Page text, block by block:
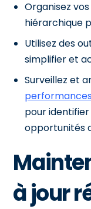
Organisez
hiérarchique
Utilisez des
simplifier et
Surveillez et
pour
opportunités
à jour